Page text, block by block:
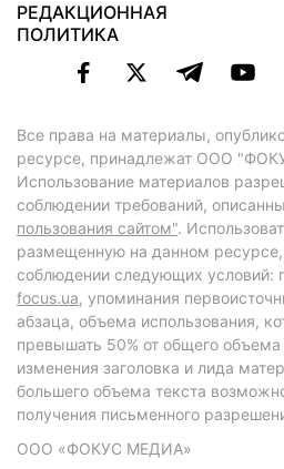
РЕДАКЦИОННАЯ
ПОЛИТИКА
Все права на материалы,
ресурсе, принадлежат ООО
Использование материалов
соблюдении требований,
пользования сайтом".
размещенную на данном
соблюдении следующих условий:
focus.ua, упоминания
абзаца, объема использования,
превышать 50% от общего объема
изменения заголовка и лида
большего объема текста
получения письменного
ООО «ФОКУС МЕДИА»